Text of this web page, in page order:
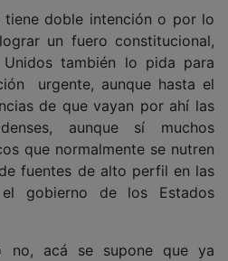
tiene doble intención o por lo
un fuero constitucional,
también lo pida para
urgente, aunque hasta el
de que vayan por ahí las
aunque sí muchos
que normalmente se nutren
fuentes de alto perfil en las
gobierno de los Estados
acá se supone que ya